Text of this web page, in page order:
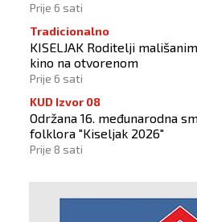
Prije 6 sati
Tradicionalno
KISELJAK Roditelji
kino na otvorenom
Prije 6 sati
KUD Izvor 08
Održana 16. međunarodna
folklora "Kiseljak 2026"
Prije 8 sati